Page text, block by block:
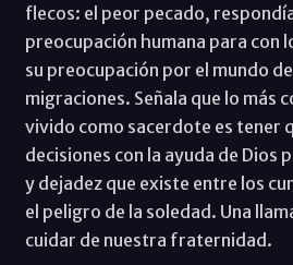
flecos: el peor pecado,
preocupación humana para con
su preocupación por el mundo
migraciones. Señala que lo más
vivido como sacerdote es tener
decisiones con la ayuda de Dios
y dejadez que existe entre los
el peligro de la soledad. Una
cuidar de nuestra fraternidad.